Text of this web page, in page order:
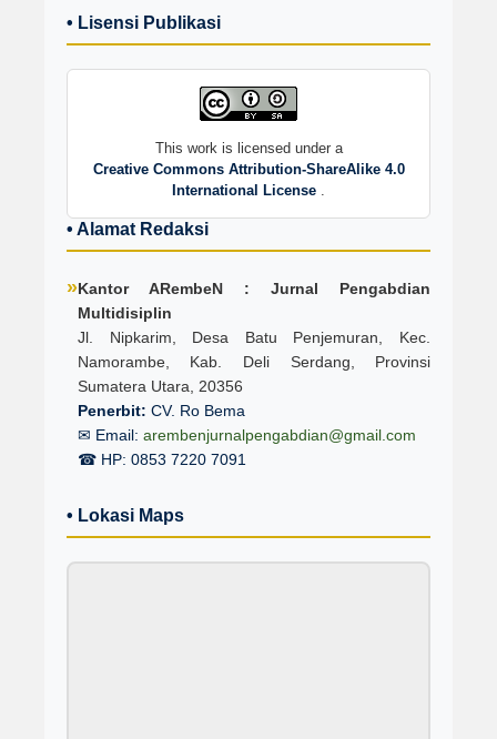
• Lisensi Publikasi
This work is licensed under a
Creative Commons Attribution-ShareAlike 4.0
International License .
• Alamat Redaksi
»Kantor ARembeN : Jurnal Pengabdian
Multidisiplin
Jl. Nipkarim, Desa Batu Penjemuran, Kec.
Namorambe, Kab. Deli Serdang, Provinsi
Sumatera Utara, 20356
Penerbit: CV. Ro Bema
✉ Email: arembenjurnalpengabdian@gmail.com
☎ HP: 0853 7220 7091
• Lokasi Maps